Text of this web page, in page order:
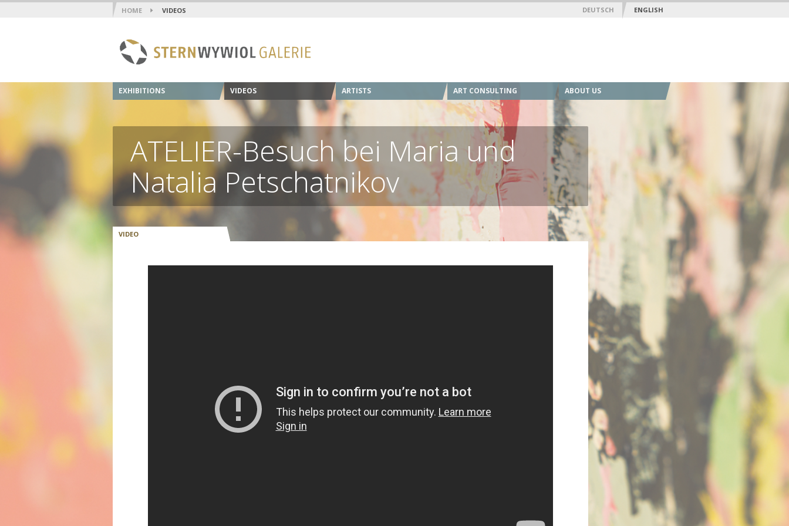
HOME VIDEOS DEUTSCH ENGLISH
EXHIBITIONS VIDEOS ARTISTS ART CONSULTING ABOUT US
ATELIER-Besuch bei Maria und
Natalia Petschatnikov
VIDEO